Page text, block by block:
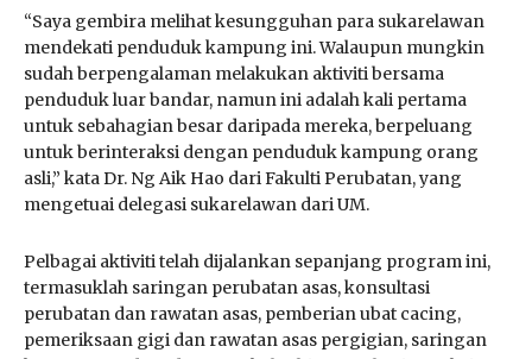
“Saya gembira melihat kesungguhan para sukarelawan
mendekati penduduk kampung ini. Walaupun mungkin
sudah berpengalaman melakukan aktiviti bersama
penduduk luar bandar, namun ini adalah kali pertama
untuk sebahagian besar daripada mereka, berpeluang
untuk berinteraksi dengan penduduk kampung orang
asli,” kata Dr. Ng Aik Hao dari Fakulti Perubatan, yang
mengetuai delegasi sukarelawan dari UM.
Pelbagai aktiviti telah dijalankan sepanjang program ini,
termasuklah saringan perubatan asas, konsultasi
perubatan dan rawatan asas, pemberian ubat cacing,
pemeriksaan gigi dan rawatan asas pergigian, saringan